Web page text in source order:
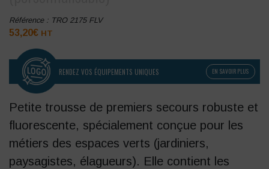
Référence : TRO 2175 FLV
53,20€ HT
RENDEZ VOS ÉQUIPEMENTS UNIQUES EN SAVOIR PLUS
Petite trousse de premiers secours robuste et
fluorescente, spécialement conçue pour les
métiers des espaces verts (jardiniers,
paysagistes, élagueurs). Elle contient les